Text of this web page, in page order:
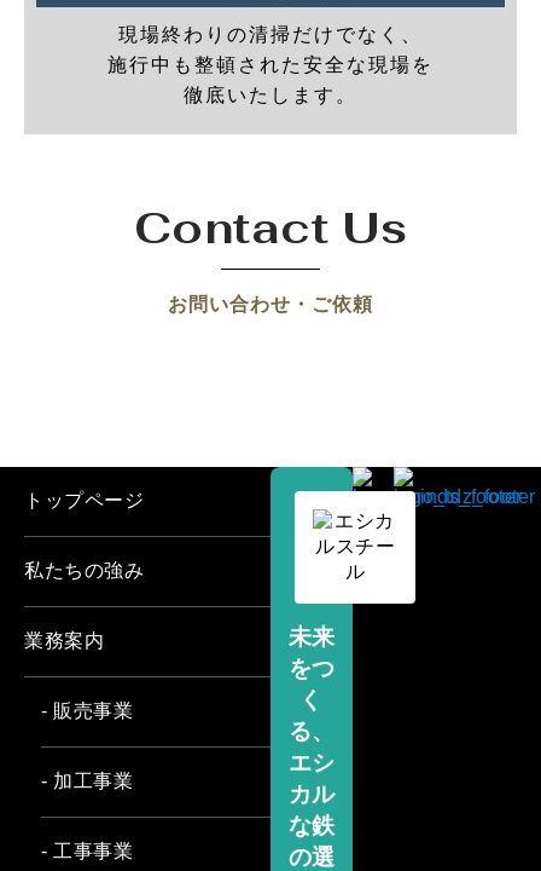
現場終わりの清掃だけでなく、
施行中も整頓された安全な現場を
徹底いたします。
Contact Us
お問い合わせ・ご依頼
未来
をつ
く
る、
エシ
カル
な鉄
の選
トップページ
私たちの強み
業務案内
- 販売事業
- 加工事業
- 工事事業